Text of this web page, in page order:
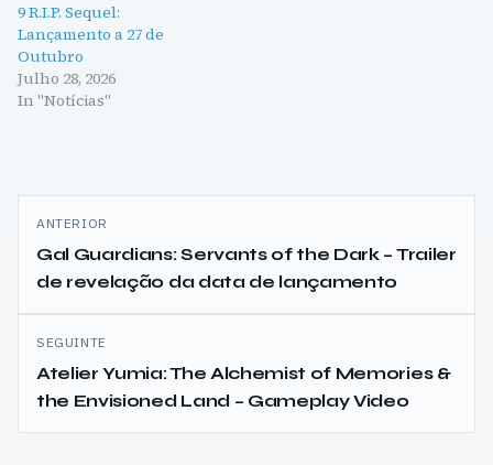
9 R.I.P. Sequel:
Lançamento a 27 de
Outubro
Julho 28, 2026
In "Notícias"
Navegação
de
artigos
ANTERIOR
Gal Guardians: Servants of the Dark – Trailer
de revelação da data de lançamento
SEGUINTE
Atelier Yumia: The Alchemist of Memories &
the Envisioned Land – Gameplay Video